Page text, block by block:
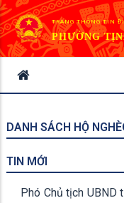
TRANG THÔNG TIN
PHƯỜNG
DANH SÁCH HỘ
TIN MỚI
Phó Chủ tịch UBND